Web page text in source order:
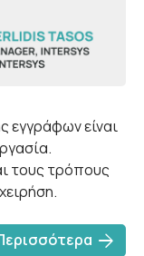
εγγράφων είναι
τους τρόπους
arrow_forward